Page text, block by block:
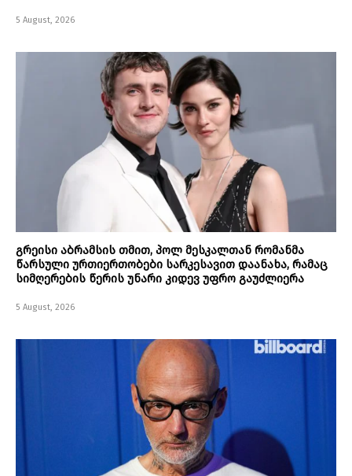
5 August, 2026
გრეისი აბრამსის თმით, პოლ მესკალთან რომანმა
წარსული ურთიერთობები სარკესავით დაანახა, რამაც
სიმღერების წერის უნარი კიდევ უფრო გაუძლიერა
5 August, 2026